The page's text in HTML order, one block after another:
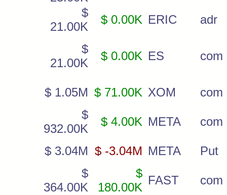
$
21.00K
$ 0.00K ERIC adr
$
21.00K
$ 0.00K ES com
$ 1.05M $ 71.00K XOM
com
$
932.00K
$ 4.00K META com
$ 3.04M $ -3.04M META
Put
$
364.00K
$
180.00K
FAST
com